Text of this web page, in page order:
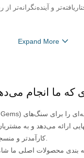
Expand More
که ما انجام
ارائه می‌دهد و به